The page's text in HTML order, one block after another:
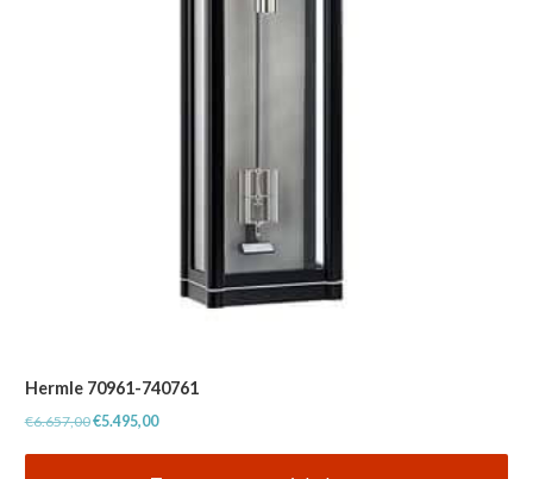
Hermle 70961-740761
€6.657,00Oorspronkelijke
€5.495,00Huidige